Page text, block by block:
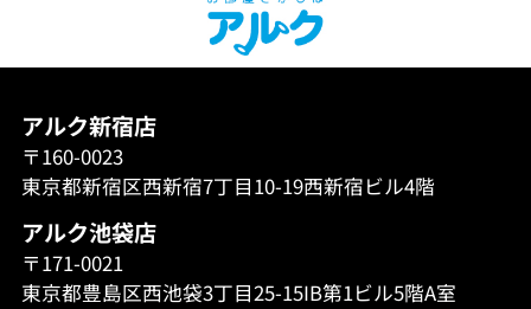
アルク新宿店
〒160-0023
東京都新宿区西新宿7丁目10-19西新宿ビル4階
アルク池袋店
〒171-0021
東京都豊島区西池袋3丁目25-15IB第1ビル5階A室